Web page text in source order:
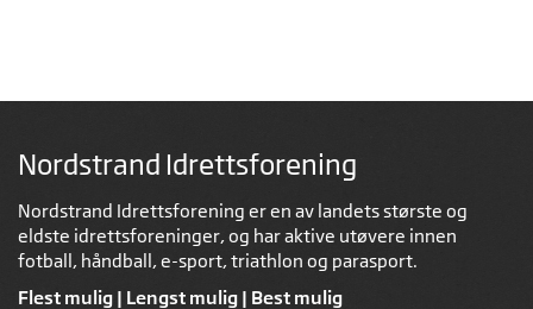
Nordstrand Idrettsforening
Nordstrand Idrettsforening er en av landets største og
eldste idrettsforeninger, og har aktive utøvere innen
fotball, håndball, e-sport, triathlon og parasport.
Flest mulig | Lengst mulig | Best mulig